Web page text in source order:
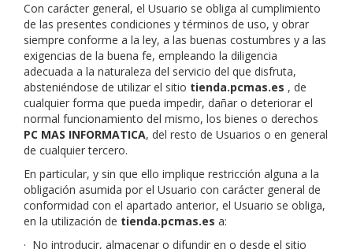
Con carácter general, el Usuario se obliga al cumplimiento
de las presentes condiciones y términos de uso, y obrar
siempre conforme a la ley, a las buenas costumbres y a las
exigencias de la buena fe, empleando la diligencia
adecuada a la naturaleza del servicio del que disfruta,
absteniéndose de utilizar el sitio tienda.pcmas.es , de
cualquier forma que pueda impedir, dañar o deteriorar el
normal funcionamiento del mismo, los bienes o derechos
PC MAS INFORMATICA, del resto de Usuarios o en general
de cualquier tercero.
En particular, y sin que ello implique restricción alguna a la
obligación asumida por el Usuario con carácter general de
conformidad con el apartado anterior, el Usuario se obliga,
en la utilización de tienda.pcmas.es a:
· No introducir, almacenar o difundir en o desde el sitio